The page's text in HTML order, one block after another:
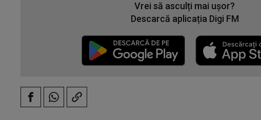
Vrei să asculți mai ușor?
Descarcă aplicația Digi FM